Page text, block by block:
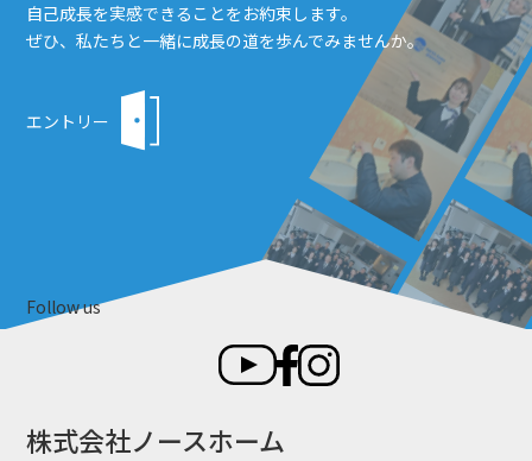
自己成長を実感できることをお約束します。
ぜひ、私たちと一緒に成長の道を歩んでみませんか。
エントリー
Follow us
株式会社ノースホーム